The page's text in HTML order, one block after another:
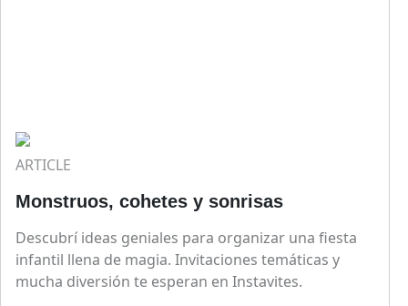
ARTICLE
Monstruos, cohetes y sonrisas
Descubrí ideas geniales para organizar una fiesta
infantil llena de magia. Invitaciones temáticas y
mucha diversión te esperan en Instavites.